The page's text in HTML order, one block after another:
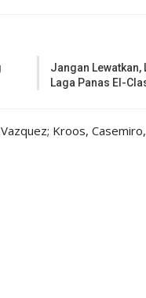
Jangan Lewatkan,
Laga Panas El-
Kroos,